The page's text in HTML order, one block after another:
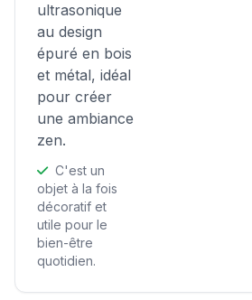
ultrasonique
au design
épuré en bois
et métal, idéal
pour créer
une ambiance
zen.
C'est un
objet à la fois
décoratif et
utile pour le
bien-être
quotidien.